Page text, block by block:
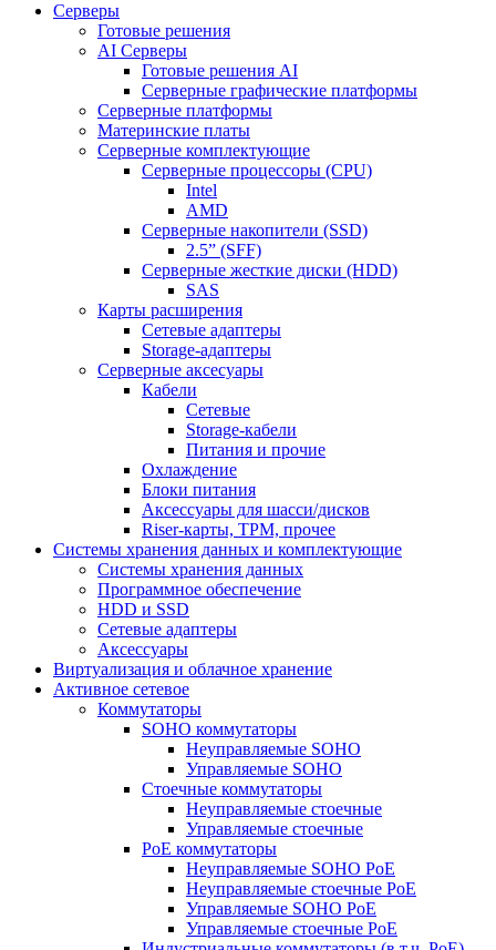
Cерверы
Готовые решения
AI Серверы
Готовые решения AI
Серверные графические платформы
Серверные платформы
Материнские платы
Серверные комплектующие
Серверные процессоры (CPU)
Intel
AMD
Серверные накопители (SSD)
2.5” (SFF)
Серверные жесткие диски (HDD)
SAS
Карты расширения
Сетевые адаптеры
Storage-адаптеры
Серверные аксесуары
Кабели
Сетевые
Storage-кабели
Питания и прочие
Охлаждение
Блоки питания
Аксессуары для шасси/дисков
Riser-карты, TPM, прочее
Системы хранения данных и комплектующие
Системы хранения данных
Программное обеспечение
HDD и SSD
Сетевые адаптеры
Аксессуары
Виртуализация и облачное хранение
Активное сетевое
Коммутаторы
SOHO коммутаторы
Неуправляемые SOHO
Управляемые SOHO
Стоечные коммутаторы
Неуправляемые стоечные
Управляемые стоечные
PoE коммутаторы
Неуправляемые SOHO PoE
Неуправляемые стоечные PoE
Управляемые SOHO PoE
Управляемые стоечные PoE